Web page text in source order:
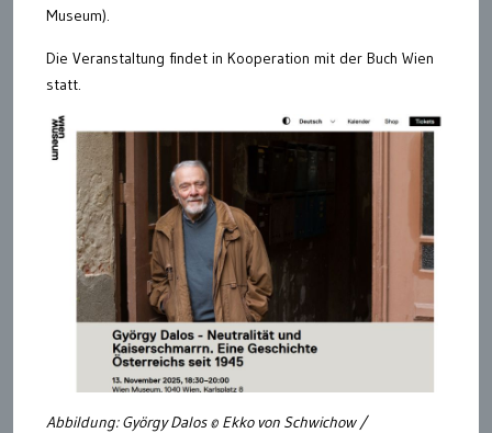
Museum).
Die Veranstaltung findet in Kooperation mit der Buch Wien
statt.
Abbildung: György Dalos © Ekko von Schwichow /